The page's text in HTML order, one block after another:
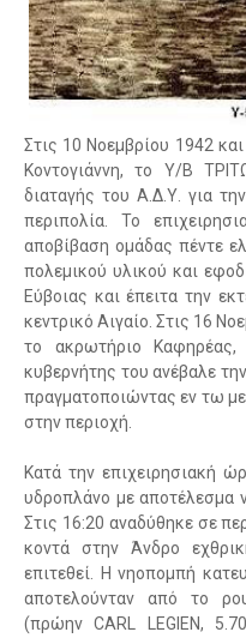
Στις 10 Νοεμβρίου 1942
Κοντογιάννη, το Υ/Β
διαταγής του Α.Δ.Υ. για
περιπολία. Το
αποβίβαση ομάδας πέντε
πολεμικού υλικού και
Εύβοιας και έπειτα την
κεντρικό Αιγαίο. Στις 16
το ακρωτήριο
κυβερνήτης του ανέβαλε
πραγματοποιώντας εν τω
στην περιοχή.
Κατά την επιχειρησιακή
υδροπλάνο με αποτέλεσμα
Στις 16:20 αναδύθηκε σε
κοντά στην Άνδρο
επιτεθεί. Η νηοπομπή
αποτελούνταν από το
(πρώην CARL LEGIEN,